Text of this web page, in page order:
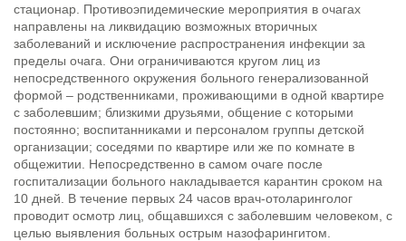
стационар. Противоэпидемические мероприятия в очагах
направлены на ликвидацию возможных вторичных
заболеваний и исключение распространения инфекции за
пределы очага. Они ограничиваются кругом лиц из
непосредственного окружения больного генерализованной
формой – родственниками, проживающими в одной квартире
с заболевшим; близкими друзьями, общение с которыми
постоянно; воспитанниками и персоналом группы детской
организации; соседями по квартире или же по комнате в
общежитии. Непосредственно в самом очаге после
госпитализации больного накладывается карантин сроком на
10 дней. В течение первых 24 часов врач-отоларинголог
проводит осмотр лиц, общавшихся с заболевшим человеком, с
целью выявления больных острым назофарингитом.